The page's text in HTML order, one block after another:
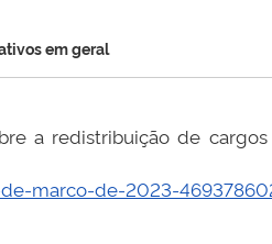
em geral
a redistribuição de
marco-de-2023-